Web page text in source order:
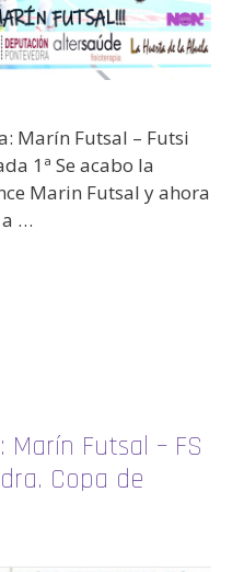
Marín Futsal – Futsi
1ª Se acabo la
Marin Futsal y ahora
…
Futsal – FS
Copa de